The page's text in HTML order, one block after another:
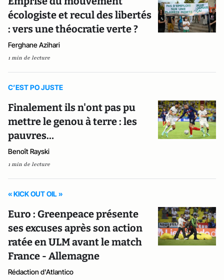
écologiste et recul des libertés
: vers une théocratie verte ?
Ferghane Azihari
1 min de lecture
C’EST PO JUSTE
Finalement ils n'ont pas pu
mettre le genou à terre : les
pauvres…
Benoît Rayski
1 min de lecture
« KICK OUT OIL »
Euro : Greenpeace présente
ses excuses après son action
ratée en ULM avant le match
France - Allemagne
Rédaction d'Atlantico